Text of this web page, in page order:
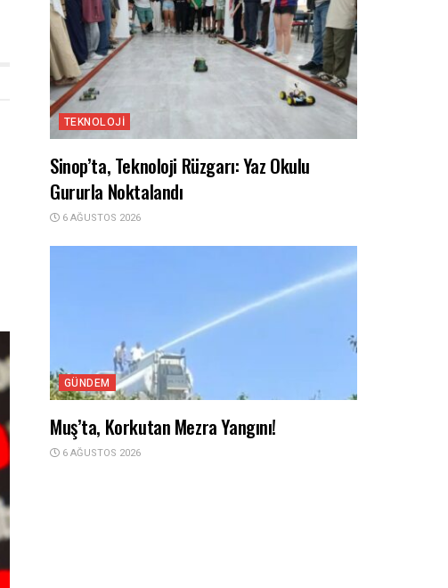
TEKNOLOJI
Sinop’ta, Teknoloji Rüzgarı: Yaz Okulu
Gururla Noktalandı
6 AĞUSTOS 2026
GÜNDEM
Muş’ta, Korkutan Mezra Yangını!
6 AĞUSTOS 2026